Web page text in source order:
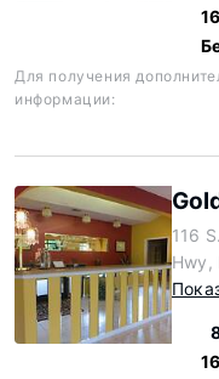
Для получения
информации:
116
Hwy,